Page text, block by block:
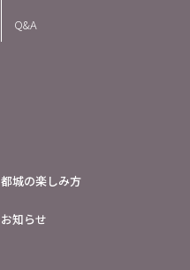
Q&A
都城の楽しみ方
お知らせ